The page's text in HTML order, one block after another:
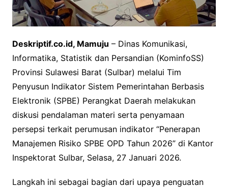
Deskriptif.co.id, Mamuju – Dinas Komunikasi,
Informatika, Statistik dan Persandian (KominfoSS)
Provinsi Sulawesi Barat (Sulbar) melalui Tim
Penyusun Indikator Sistem Pemerintahan Berbasis
Elektronik (SPBE) Perangkat Daerah melakukan
diskusi pendalaman materi serta penyamaan
persepsi terkait perumusan indikator “Penerapan
Manajemen Risiko SPBE OPD Tahun 2026” di Kantor
Inspektorat Sulbar, Selasa, 27 Januari 2026.
Langkah ini sebagai bagian dari upaya penguatan